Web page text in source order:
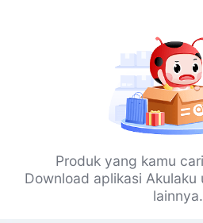
Produk yang kamu
Download aplikasi
lainnya.